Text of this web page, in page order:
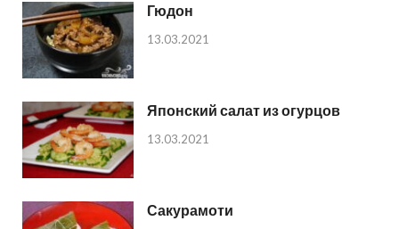
Гюдон
13.03.2021
Японский салат из огурцов
13.03.2021
Сакурамоти